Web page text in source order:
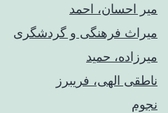
میر احسان، احمد
میراث فرهنگی و گردشگری
میرزاده، حمید
ناطقی الهی، فریبرز
نجوم